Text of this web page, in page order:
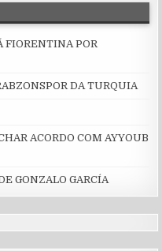
FIORENTINA POR
DA TURQUIA
ACORDO COM AYYOUB
GONZALO GARCÍA